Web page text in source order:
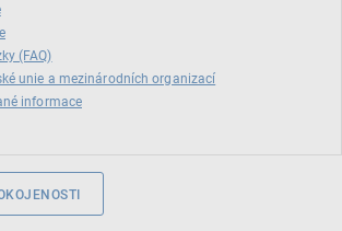
(FAQ)
unie a mezinárodních organizací
informace